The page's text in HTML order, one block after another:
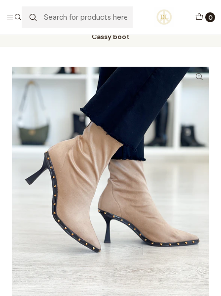
0
PORTES GRÁTIS ACIMA DE 70€ PORTUGAL CONTINENTAL
Cassy boot